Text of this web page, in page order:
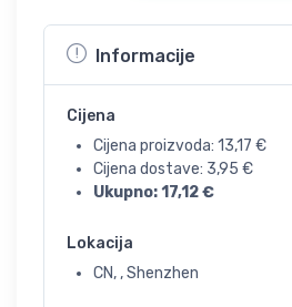
Informacije
Cijena
Cijena proizvoda: 13,17 €
Cijena dostave: 3,95 €
Ukupno:17,12€
Lokacija
CN, , Shenzhen